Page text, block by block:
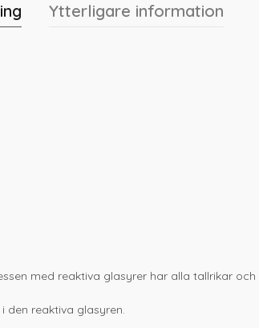
Ytterligare information
med reaktiva glasyrer har alla tallrikar
den reaktiva glasyren.